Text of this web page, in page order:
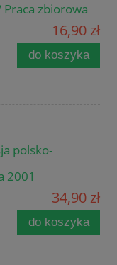
zbiorowa
16,90 zł
do koszyka
polsko-
2001
34,90 zł
do koszyka